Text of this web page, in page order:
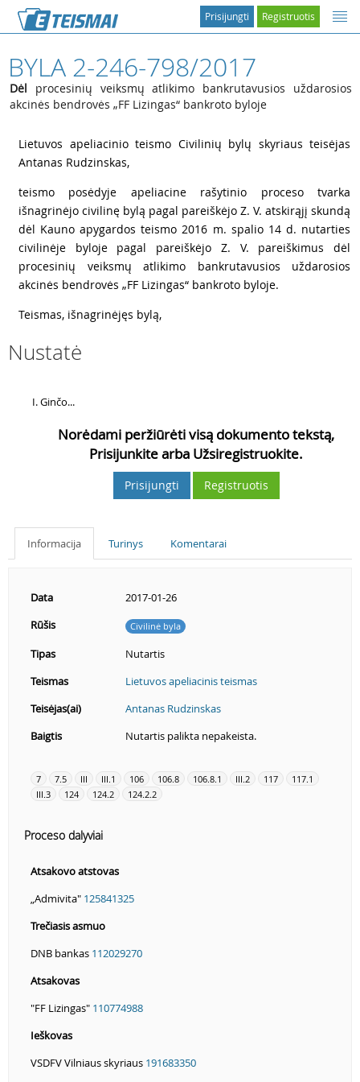
Registruotis
Prisijungti
BYLA 2-246-798/2017
Dėl procesinių veiksmų atlikimo bankrutavusios uždarosios
akcinės bendrovės „FF Lizingas“ bankroto byloje
Lietuvos apeliacinio teismo Civilinių bylų skyriaus teisėjas
Antanas Rudzinskas,
teismo posėdyje apeliacine rašytinio proceso tvarka
išnagrinėjo civilinę bylą pagal pareiškėjo Z. V. atskirąjį skundą
dėl Kauno apygardos teismo 2016 m. spalio 14 d. nutarties
civilinėje byloje pagal pareiškėjo Z. V. pareiškimus dėl
procesinių veiksmų atlikimo bankrutavusios uždarosios
akcinės bendrovės „FF Lizingas“ bankroto byloje.
Teismas, išnagrinėjęs bylą,
Nustatė
Ginčo...
Norėdami peržiūrėti visą dokumento tekstą,
Prisijunkite arba Užsiregistruokite.
Prisijungti Registruotis
Informacija Turinys Komentarai
Data
2017-01-26
Rūšis
Civilinė byla
Tipas
Nutartis
Teismas
Lietuvos apeliacinis teismas
Teisėjas(ai)
Antanas Rudzinskas
Baigtis
Nutartis palikta nepakeista.
7 7.5 III III.1 106 106.8 106.8.1 III.2 117
117.1
III.3
124 124.2 124.2.2
Proceso dalyviai
Atsakovo atstovas
„Admivita" 125841325
Trečiasis asmuo
DNB bankas 112029270
Atsakovas
"FF Lizingas" 110774988
Ieškovas
VSDFV Vilniaus skyriaus 191683350